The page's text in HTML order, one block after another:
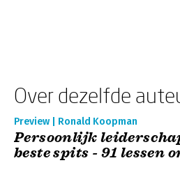
Over dezelfde
Preview | Ronald Koopman
Persoonlijk
beste spits - 91 lessen